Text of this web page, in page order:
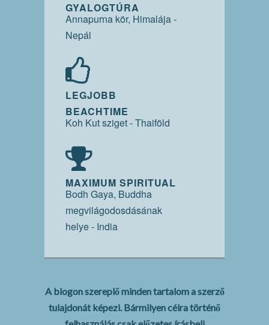
GYALOGTÚRA
Annapurna kör, Himalája -
Nepál
LEGJOBB
BEACHTIME
Koh Kut sziget - Thaiföld
MAXIMUM SPIRITUAL
Bodh Gaya, Buddha
megvilágodosdásának
helye - India
A blogon szereplő minden tartalom a szerző
tulajdonát képezi. Bármilyen célra történő